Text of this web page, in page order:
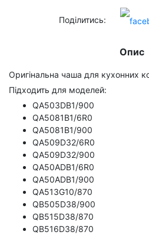
Поділитись:
Опис
Оригінальна чаша для кухонних
Підходить для моделей:
QA503DB1/900
QA5081B1/6R0
QA5081B1/900
QA509D32/6R0
QA509D32/900
QA50ADB1/6R0
QA50ADB1/900
QA513G10/870
QB505D38/900
QB515D38/870
QB516D38/870